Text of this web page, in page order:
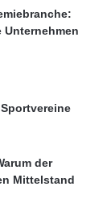
eine
die Zusicherung
Szenarios
Das
der
Mittelstand